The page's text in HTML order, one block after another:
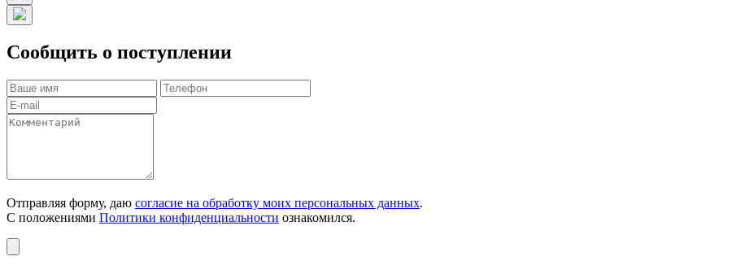
Сообщить о поступлении
Отправляя форму, даю согласие на обработку моих персональных данных.
С положениями Политики конфиденциальности ознакомился.